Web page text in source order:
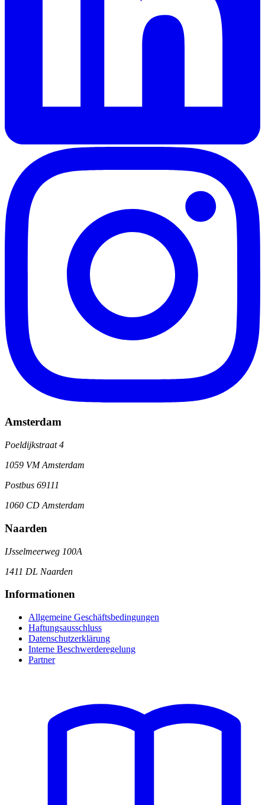
Amsterdam
Poeldijkstraat 4
1059 VM Amsterdam
Postbus 69111
1060 CD Amsterdam
Naarden
IJsselmeerweg 100A
1411 DL Naarden
Informationen
Allgemeine Geschäftsbedingungen
Haftungsausschluss
Datenschutzerklärung
Interne Beschwerderegelung
Partner